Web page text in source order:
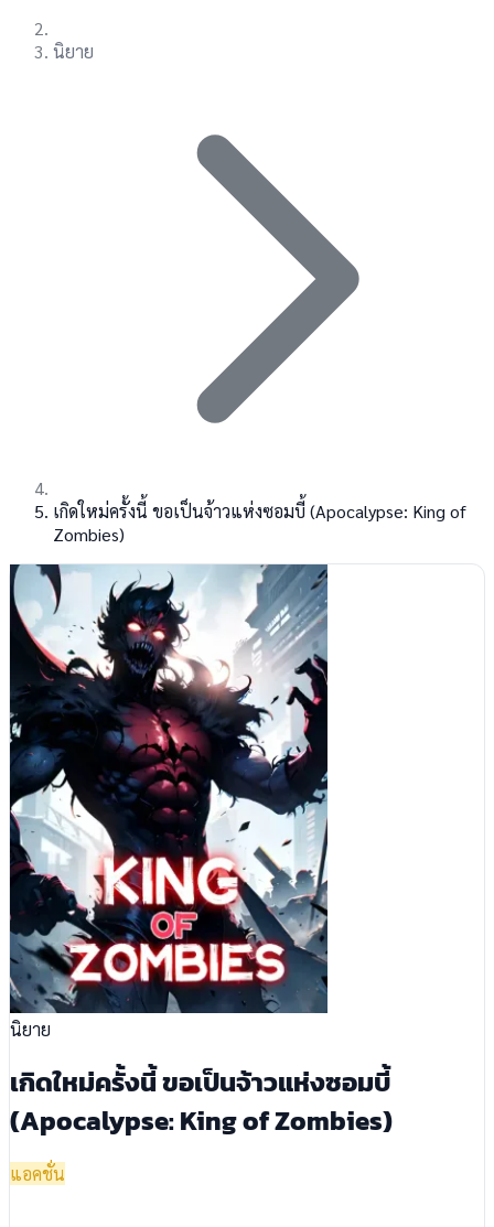
นิยาย
เกิดใหม่ครั้งนี้ ขอเป็นจ้าวแห่งซอมบี้ (Apocalypse: King of
Zombies)
นิยาย
เกิดใหม่ครั้งนี้ ขอเป็นจ้าวแห่งซอมบี้
(Apocalypse: King of Zombies)
แอคชั่น